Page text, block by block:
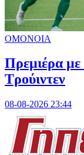
ΟΜΟΝΟΙΑ
Πρεμιέρα με
Τρούιντεν
08-08-2026 23:44